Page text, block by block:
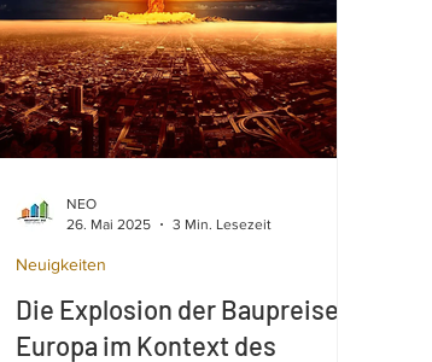
Die Explosion der Baupreise in
Europa im Kontext des
Neuigkeiten
NEO
26. Mai 2025
3 Min. Lesezeit